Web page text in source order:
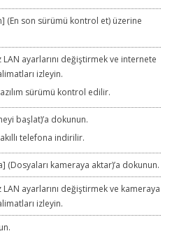
(En son sürümü kontrol et) üzerine
LAN ayarlarını değiştirmek ve internete
izleyin.
sürümü kontrol edilir.
başlat)’a dokunun.
akıllı telefona indirilir.
(Dosyaları kameraya aktar)’a dokunun.
ayarlarını değiştirmek ve kameraya
izleyin.